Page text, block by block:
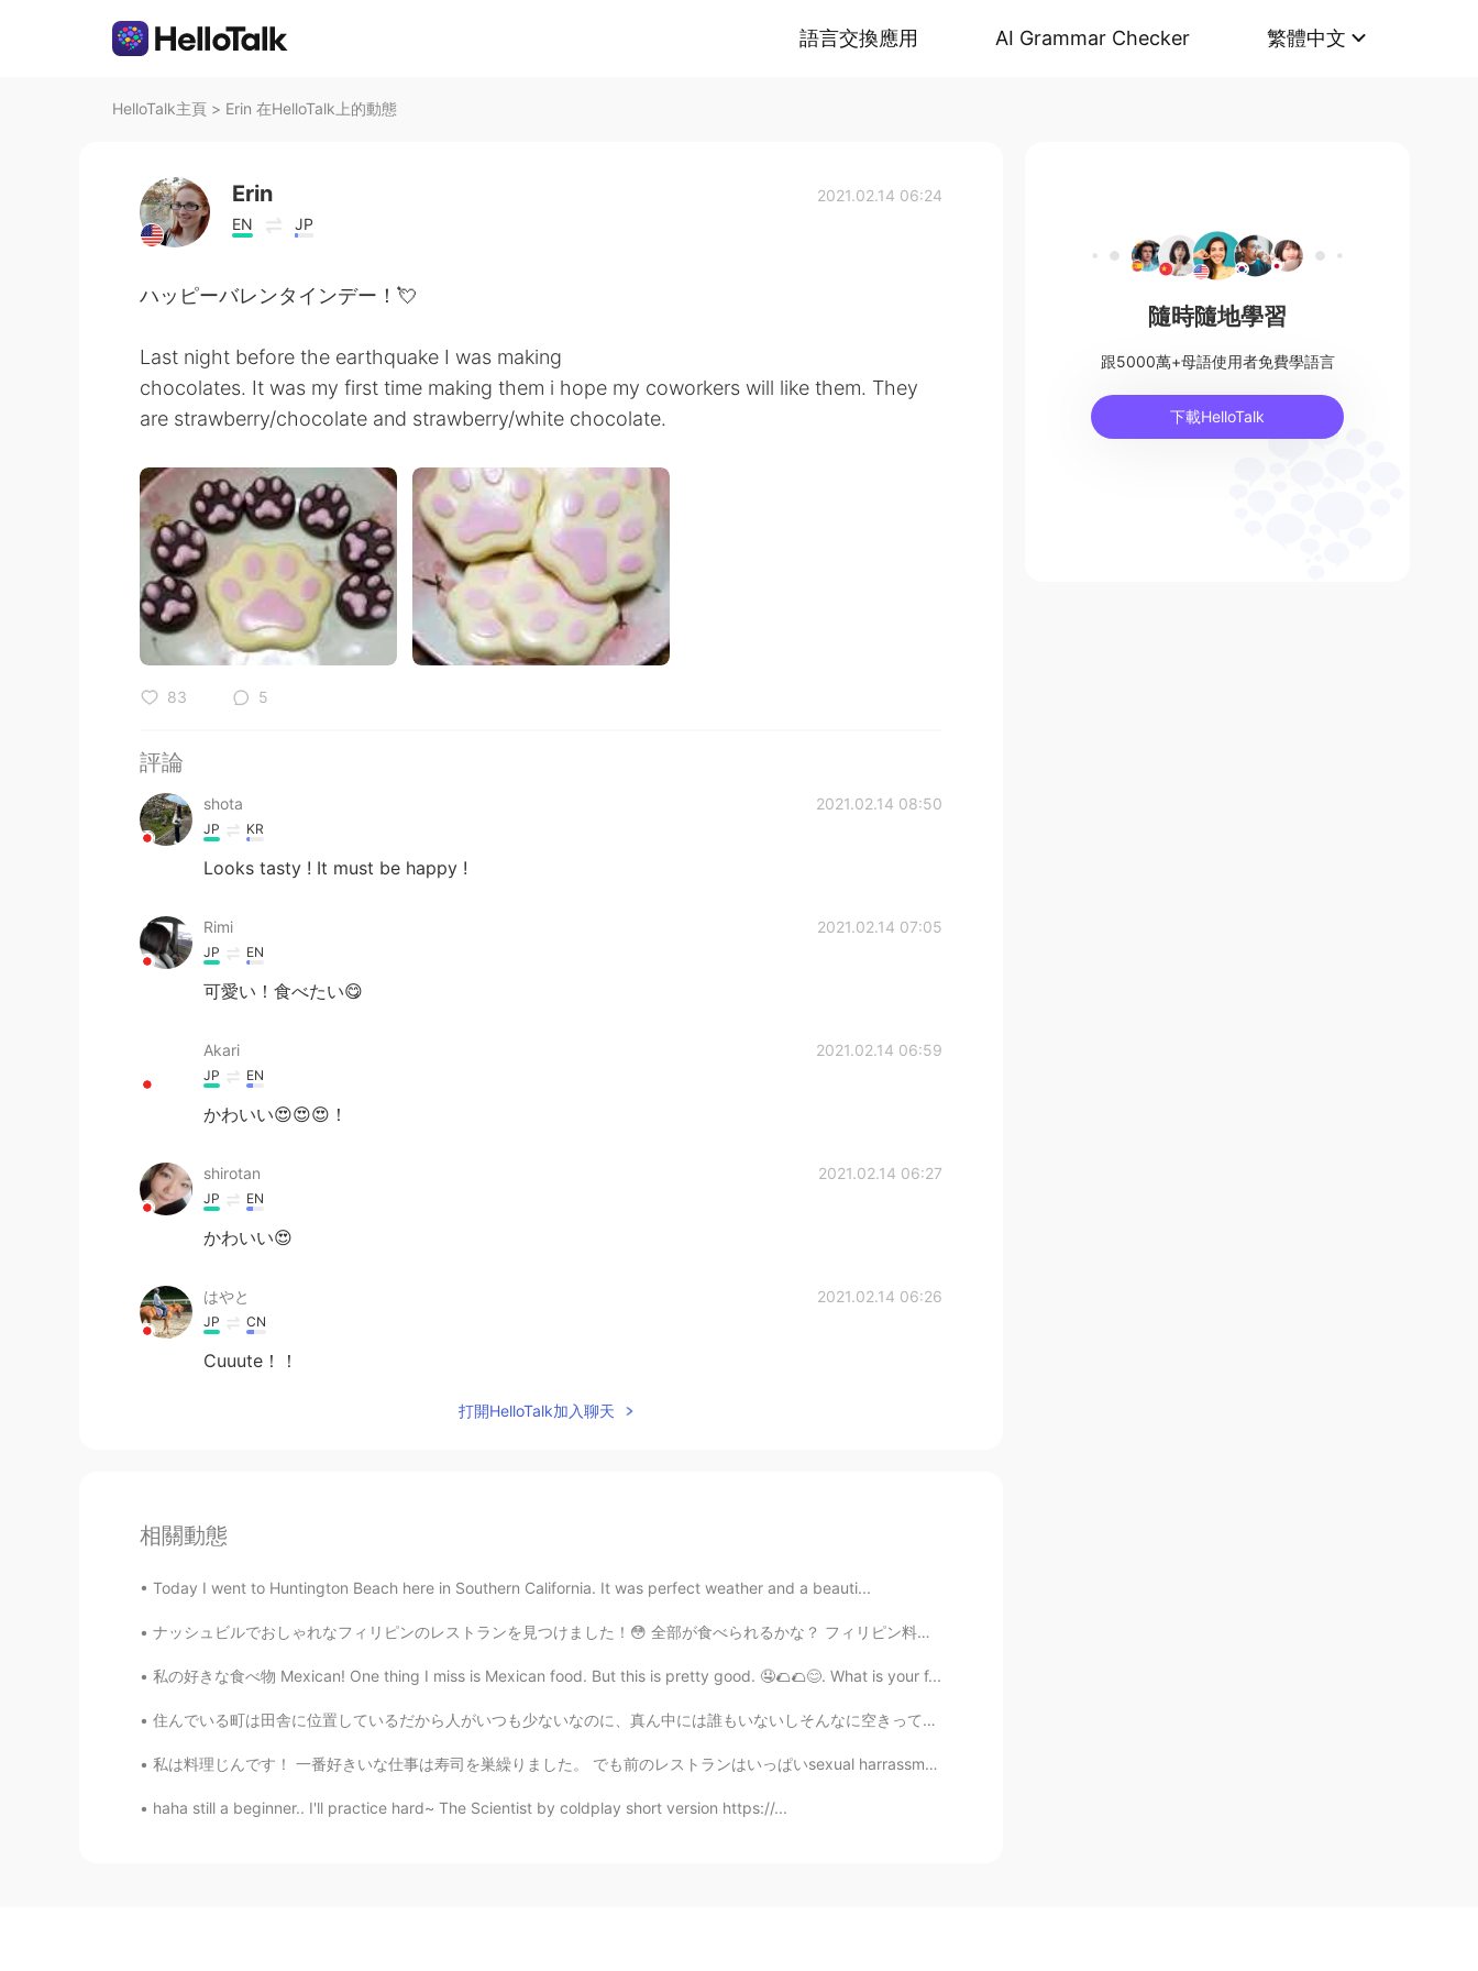
語言交換應用 AI Grammar Checker 繁體中文
HelloTalk主頁 > Erin 在HelloTalk上的動態
Erin
EN JP
2021.02.14 06:24
ハッピーバレンタインデー！💘
Last night before the earthquake I was making
chocolates. It was my first time making them i hope my coworkers will like them. They
are strawberry/chocolate and strawberry/white chocolate.
83 5
評論
shota 2021.02.14 08:50
JP KR
Looks tasty ! It must be happy !
Rimi 2021.02.14 07:05
JP EN
可愛い！食べたい😋
Akari 2021.02.14 06:59
JP EN
かわいい😍😍😍！
shirotan 2021.02.14 06:27
JP EN
かわいい😍
はやと 2021.02.14 06:26
JP CN
Cuuute！！
打開HelloTalk加入聊天
相關動態
Today I went to Huntington Beach here in Southern California. It was perfect weather and a beauti...
ナッシュビルでおしゃれなフィリピンのレストランを見つけました！😳 全部が食べられるかな？ フィリピン料理は目茶苦茶美味しいのに全然ヘルシーじゃない。これは海で泳ぐの後の食べ物が完璧です。だから高...
私の好きな食べ物 Mexican! One thing I miss is Mexican food. But this is pretty good. 🤤🌮🌮😊. What is your f...
住んでいる町は田舎に位置しているだから人がいつも少ないなのに、真ん中には誰もいないしそんなに空きっているのが可笑しいだ。新コロナワイルスの影響でスーパーや薬局以外、全部が閉まっている。 ところで...
私は料理じんです！ 一番好きいな仕事は寿司を巣繰りました。 でも前のレストランはいっぱいsexual harrassment(日本ほてなんですか??)のもんだいがありました。だからいまぱにゃでし...
haha still a beginner.. I'll practice hard~ The Scientist by coldplay short version https://...
隨時隨地學習
跟5000萬+母語使用者免費學語言
下載HelloTalk